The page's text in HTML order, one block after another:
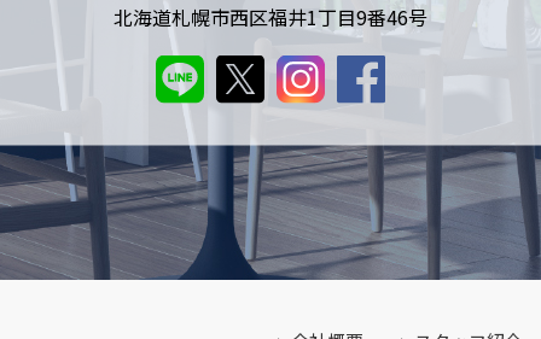
北海道札幌市西区福井1丁目9番46号